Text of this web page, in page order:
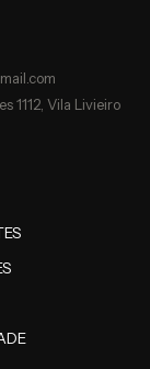
1112, Vila Livieiro